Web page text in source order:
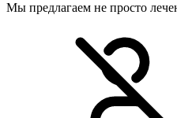
Мы предлагаем не просто